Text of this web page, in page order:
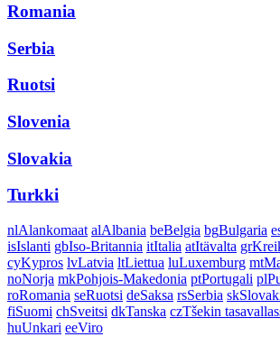
Romania
Serbia
Ruotsi
Slovenia
Slovakia
Turkki
nlAlankomaat alAlbania beBelgia bgBulgaria
isIslanti gbIso-Britannia itItalia atItävalta gr
cyKypros lvLatvia ltLiettua luLuxemburg mt
noNorja mkPohjois-Makedonia ptPortugali pl
roRomania seRuotsi deSaksa rsSerbia sk
fiSuomi chSveitsi dkTanska czTšekin
huUnkari eeViro